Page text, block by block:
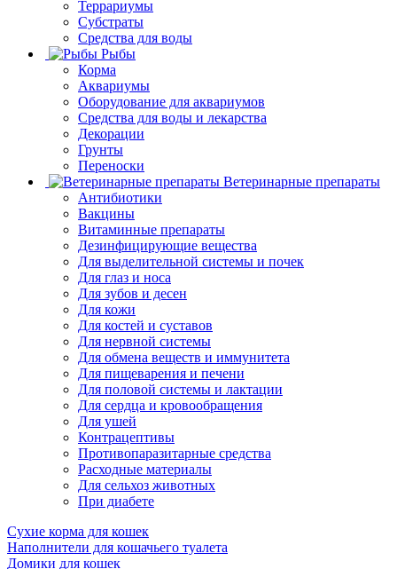
Террариумы
Субстраты
Средства для воды
Рыбы
Корма
Аквариумы
Оборудование для аквариумов
Средства для воды и лекарства
Декорации
Грунты
Переноски
Ветеринарные препараты
Антибиотики
Вакцины
Витаминные препараты
Дезинфицирующие вещества
Для выделительной системы и почек
Для глаз и носа
Для зубов и десен
Для кожи
Для костей и суставов
Для нервной системы
Для обмена веществ и иммунитета
Для пищеварения и печени
Для половой системы и лактации
Для сердца и кровообращения
Для ушей
Контрацептивы
Противопаразитарные средства
Расходные материалы
Для сельхоз животных
При диабете
Сухие корма для кошек
Наполнители для кошачьего туалета
Домики для кошек